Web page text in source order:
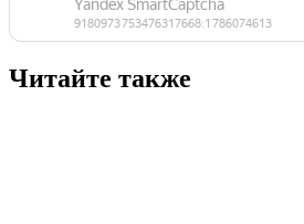
Читайте также